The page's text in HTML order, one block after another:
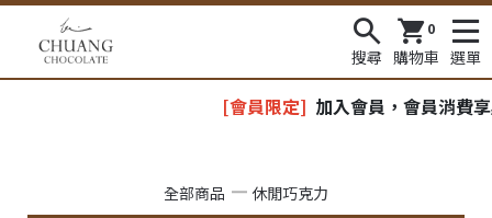
0
購物車
搜尋 選單
[會員限定]加入會員，會員消費享
全部商品 休閒巧克力